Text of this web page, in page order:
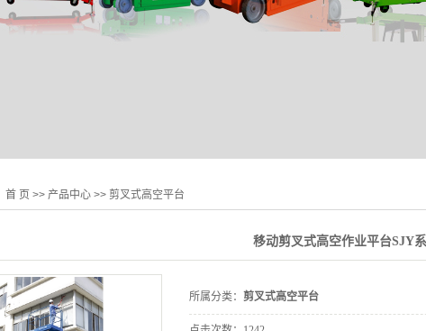
首 页 >> 产品中心 >> 剪叉式高空平台
移动剪叉式高空作业平台SJY
所属分类： 剪叉式高空平台